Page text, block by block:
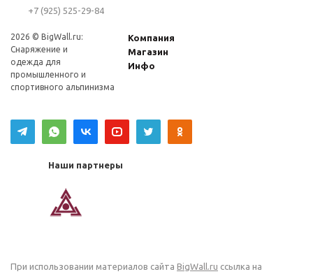
+7 (925) 525-29-84
2026 © BigWall.ru:
Снаряжение и
одежда для
промышленного и
спортивного альпинизма
Компания
Магазин
Инфо
Наши партнеры
При использовании материалов сайта BigWall.ru ссылка на